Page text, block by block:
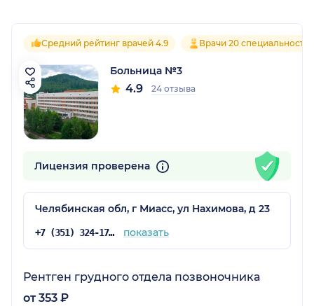
Средний рейтинг врачей 4.9 Врачи 20
Больница №3
4.9 24 отзыва
Лицензия проверена
Челябинская обл, г Миасс, ул Нахимова, д 23
+7 (351) 324-17-22 показать
Рентген грудного отдела позвоночника
от 353 ₽